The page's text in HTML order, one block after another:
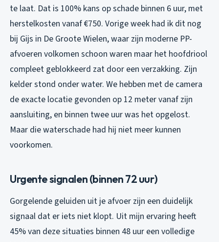
te laat. Dat is 100% kans op schade binnen 6 uur, met
herstelkosten vanaf €750. Vorige week had ik dit nog
bij Gijs in De Groote Wielen, waar zijn moderne PP-
afvoeren volkomen schoon waren maar het hoofdriool
compleet geblokkeerd zat door een verzakking. Zijn
kelder stond onder water. We hebben met de camera
de exacte locatie gevonden op 12 meter vanaf zijn
aansluiting, en binnen twee uur was het opgelost.
Maar die waterschade had hij niet meer kunnen
voorkomen.
Urgente signalen (binnen 72 uur)
Gorgelende geluiden uit je afvoer zijn een duidelijk
signaal dat er iets niet klopt. Uit mijn ervaring heeft
45% van deze situaties binnen 48 uur een volledige